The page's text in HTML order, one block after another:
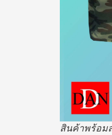
สินค้าพร้อม